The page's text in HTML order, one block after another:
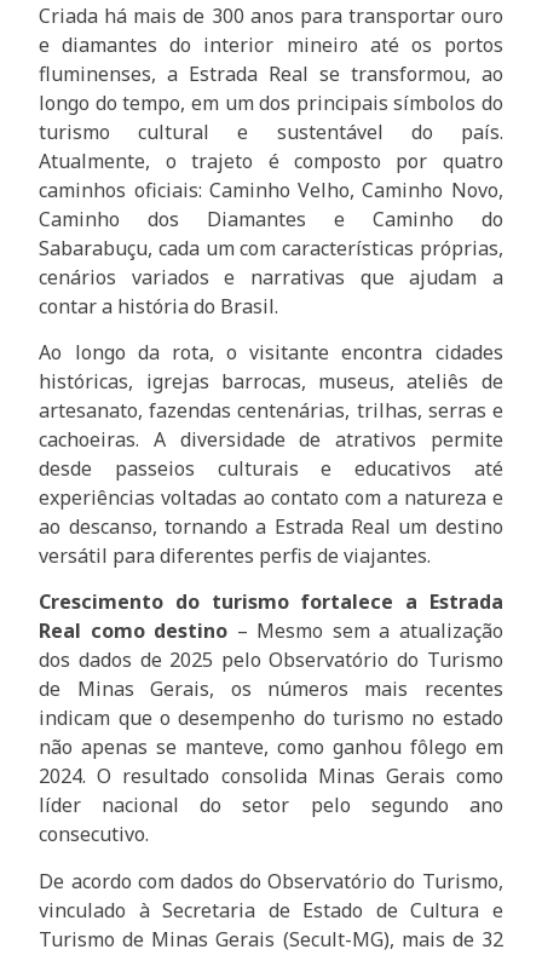
Criada há mais de 300 anos para transportar ouro
e diamantes do interior mineiro até os portos
fluminenses, a Estrada Real se transformou, ao
longo do tempo, em um dos principais símbolos do
turismo cultural e sustentável do país.
Atualmente, o trajeto é composto por quatro
caminhos oficiais: Caminho Velho, Caminho Novo,
Caminho dos Diamantes e Caminho do
Sabarabuçu, cada um com características próprias,
cenários variados e narrativas que ajudam a
contar a história do Brasil.
Ao longo da rota, o visitante encontra cidades
históricas, igrejas barrocas, museus, ateliês de
artesanato, fazendas centenárias, trilhas, serras e
cachoeiras. A diversidade de atrativos permite
desde passeios culturais e educativos até
experiências voltadas ao contato com a natureza e
ao descanso, tornando a Estrada Real um destino
versátil para diferentes perfis de viajantes.
Crescimento do turismo fortalece a Estrada
Real como destino – Mesmo sem a atualização
dos dados de 2025 pelo Observatório do Turismo
de Minas Gerais, os números mais recentes
indicam que o desempenho do turismo no estado
não apenas se manteve, como ganhou fôlego em
2024. O resultado consolida Minas Gerais como
líder nacional do setor pelo segundo ano
consecutivo.
De acordo com dados do Observatório do Turismo,
vinculado à Secretaria de Estado de Cultura e
Turismo de Minas Gerais (Secult-MG), mais de 32